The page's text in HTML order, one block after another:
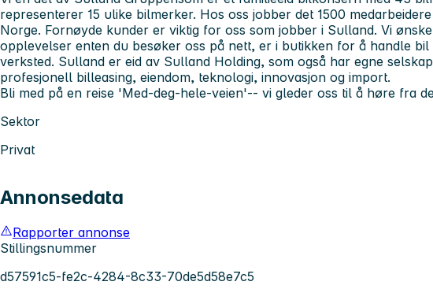
representerer 15 ulike bilmerker. Hos oss jobber det 1500
Norge. Fornøyde kunder er viktig for oss som jobber i Sulland. Vi
opplevelser enten du besøker oss på nett, er i butikken for å handle
verksted. Sulland er eid av Sulland Holding, som også har egne
profesjonell billeasing, eiendom, teknologi, innovasjon og import.
Bli med på en reise 'Med-deg-hele-veien'-- vi gleder oss til å høre fra
Sektor
Privat
Annonsedata
Rapporter annonse
Stillingsnummer
d57591c5-fe2c-4284-8c33-70de5d58e7c5